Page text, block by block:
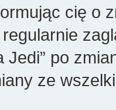
cię o
Jedi” po
ze